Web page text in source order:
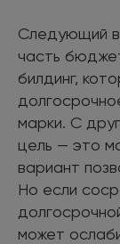
Следующий
часть
билдинг,
марки. С
цель — это
вариант
Но если
может